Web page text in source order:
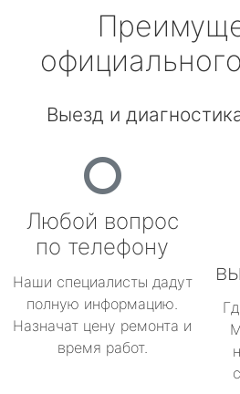
Выезд и
Любой вопрос
по телефону
Наши специалисты дадут
полную информацию.
Назначат цену ремонта и
время работ.